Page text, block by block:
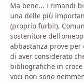
Ma bene... i rimandi
una delle più
(proprio furbi!).
sostenitore
abbastanza prove per
di aver considerato
bibliografiche in
voci non sono